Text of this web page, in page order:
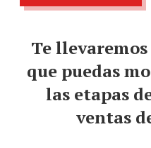
Te
que puedas
las etapas
ventas